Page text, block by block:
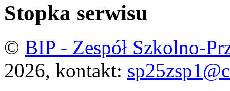
Stopka serwisu
© BIP - Zespół Szkolno-
2026, kontakt: